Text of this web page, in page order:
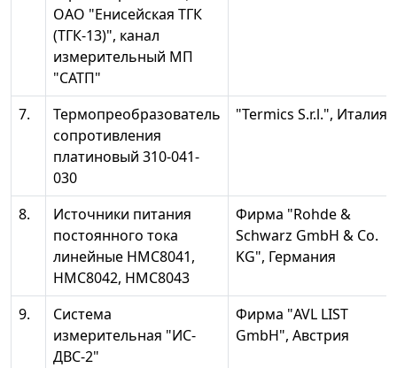
ОАО "Енисейская ТГК
(ТГК-13)", канал
измерительный МП
"САТП"
7.
Термопреобразователь
сопротивления
платиновый 310-041-
030
"Termics S.r.l.", Италия
8.
Источники питания
постоянного тока
линейные НМС8041,
НМС8042, НМС8043
Фирма "Rohde &
Schwarz GmbH & Co.
KG", Германия
9.
Система
измерительная "ИС-
ДВС-2"
Фирма "AVL LIST
GmbH", Австрия